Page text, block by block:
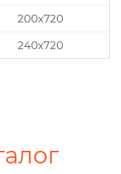
200х720
240х720